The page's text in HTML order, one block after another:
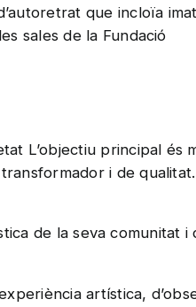
que incloïa
sales de la Fundació
L’objectiu principal és
i de
de la seva comunitat i
artística,